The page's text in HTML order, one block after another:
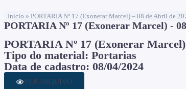
Início » PORTARIA Nº 17 (Exonerar Marcel) – 08 de Abril de
PORTARIA Nº 17 (Exonerar Marcel) -
PORTARIA Nº 17 (Exonerar
Tipo do material: Portarias
Data de cadastro: 08/04/2024
VER ARQUIVO